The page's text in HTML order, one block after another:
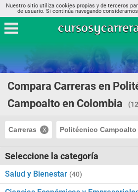
Nuestro sitio utiliza cookies propias y de terceros
de usuario. Si continúa navegando
Compara Carreras en
Campoalto en Colombia
Carreras Politécnico Campoalto
Seleccione la categoría
Salud y Bienestar (40)